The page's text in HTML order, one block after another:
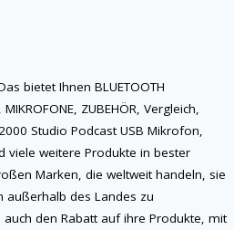
bietet Ihnen BLUETOOTH
MIKROFONE, ZUBEHÖR, Vergleich,
Studio Podcast USB Mikrofon,
viele weitere Produkte in bester
Marken, die weltweit handeln, sie
außerhalb des Landes zu
auch den Rabatt auf ihre Produkte, mit